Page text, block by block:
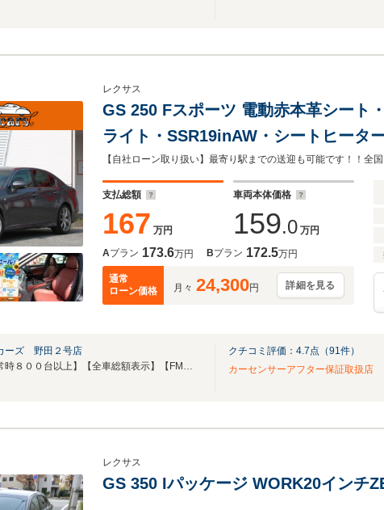
レクサス
GS 250 Fスポーツ 電動赤本革シート
ライト・SSR19inAW・シートヒータ
ーズコントロール・ハンドルヒータ
スタート・ETC
支払総額
167 万円
車両本体価格
159.0 万円
Aプラン 173.6万円 Bプラン 172.5万円
通常
ローン価格
月々 24,300円 詳細を見る
ーズ 野田２号店
【総在庫常時８００台以上】【全車総額表示】【FMラジオ「Ｎａｃｃｋ５」CM放送中!!】
クチコミ評価： 4.7点（91件）
カーセンサーアフター保証取扱店
レクサス
GS 350 Iパッケージ WORK20インチ